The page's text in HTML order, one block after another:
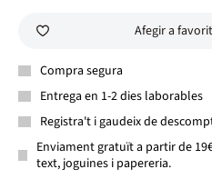
Afegir a
Compra segura
Entrega en 1-2 dies laborables
Registra't i gaudeix de
Enviament gratuït a partir de
text, joguines i papereria.